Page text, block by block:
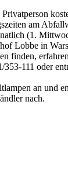
am
(1.
Lobbe in
finden,
111 oder
an und
nach.